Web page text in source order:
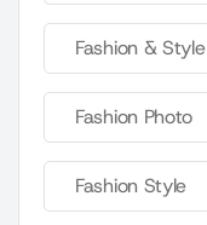
Fashion & Style
Fashion Photo
Fashion Style